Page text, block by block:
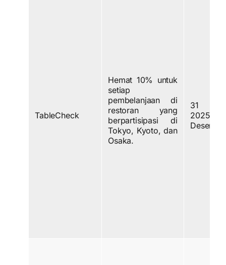
TableCheck
Hemat 10% untuk
setiap
pembelanjaan di
restoran yang
berpartisipasi di
Tokyo, Kyoto, dan
Osaka.
31
2025